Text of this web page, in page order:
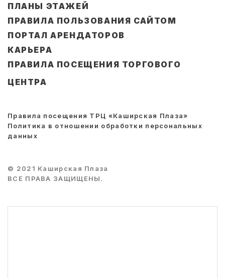
ПЛАНЫ ЭТАЖЕЙ
ПРАВИЛА ПОЛЬЗОВАНИЯ САЙТОМ
ПОРТАЛ АРЕНДАТОРОВ
КАРЬЕРА
ПРАВИЛА ПОСЕЩЕНИЯ ТОРГОВОГО
ЦЕНТРА
Правила посещения ТРЦ «Каширская Плаза»
Политика в отношении обработки персональных
данных
© 2021 Каширская Плаза
ВСЕ ПРАВА ЗАЩИЩЕНЫ.